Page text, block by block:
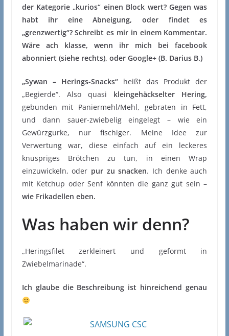
der Kategorie „kurios“ einen Block wert? Gegen was
habt ihr eine Abneigung, oder findet es
„grenzwertig“? Schreibt es mir in einem Kommentar.
Wäre ach klasse, wenn ihr mich bei facebook
abonniert (siehe rechts), oder Google+ (B. Darius B.)
„Sywan – Herings-Snacks“heißt das Produkt der
„Begierde“. Also quasi kleingehäckselter Hering,
gebunden mit Paniermehl/Mehl, gebraten in Fett,
und dann sauer-zwiebelig eingelegt – wie ein
Gewürzgurke, nur fischiger. Meine Idee zur
Verwertung war, diese einfach auf ein leckeres
knuspriges Brötchen zu tun, in einen Wrap
einzuwickeln, oder pur zu snacken. Ich denke auch
mit Ketchup oder Senf könnten die ganz gut sein –
wie Frikadellen eben.
Was haben wir denn?
„Heringsfilet zerkleinert und geformt in
Zwiebelmarinade“.
Ich glaube die Beschreibung ist hinreichend genau